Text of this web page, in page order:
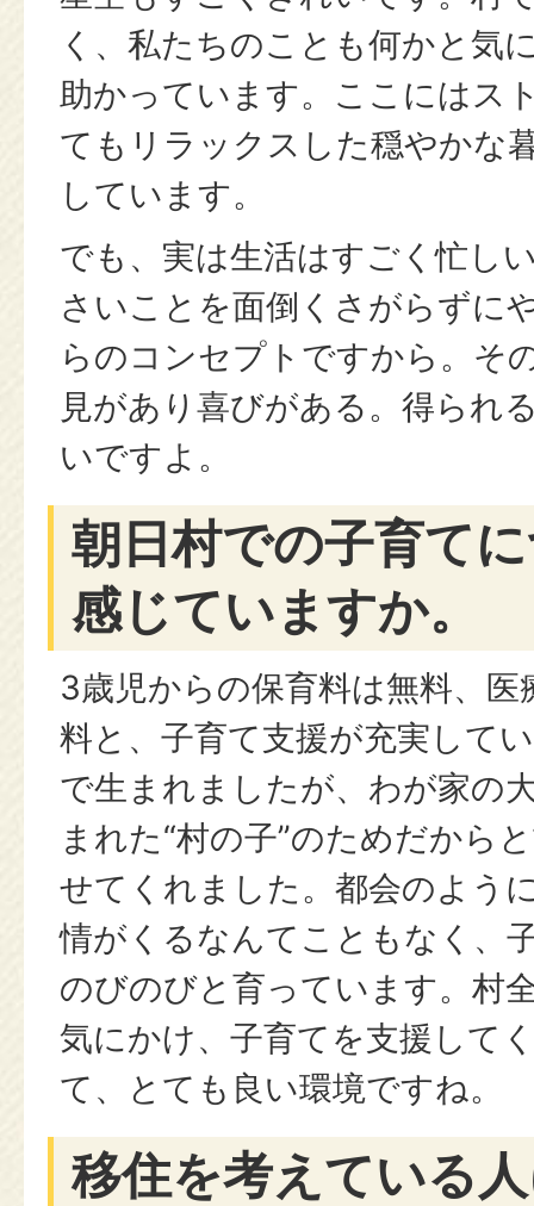
く、私たちのことも何かと気
助かっています。ここにはス
てもリラックスした穏やかな
しています。
でも、実は生活はすごく忙し
さいことを面倒くさがらずに
らのコンセプトですから。そ
見があり喜びがある。得られ
いですよ。
朝日村での子育て
感じていますか。
3歳児からの保育料は無料、
料と、子育て支援が充実して
で生まれましたが、わが家の
まれた“村の子”のためだから
せてくれました。都会のよう
情がくるなんてこともなく、
のびのびと育っています。村
気にかけ、子育てを支援して
て、とても良い環境ですね。
移住を考えている